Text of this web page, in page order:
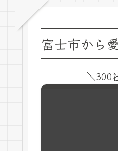
富士市から
＼300